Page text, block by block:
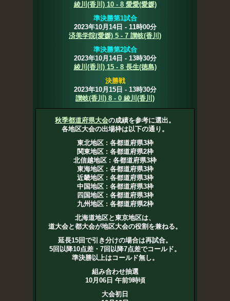
綾川(香川) 10 - 8 愛愛(愛媛)
準決勝第1試合
2023年10月14日 - 11時00分
済美学院(愛媛) 5 - 7 讃岐(香川)
準決勝第2試合
2023年10月14日 - 13時30分
綾川(香川) 15 - 8 長生(徳島)
決勝戦
2023年10月15日 - 13時30分
讃岐(香川) 8 - 0 綾川(香川)
秋季都道府県大会の成績を参考に選出。
各地区大会の出場枠は以下の通り。
東北地区 : 各都道府県3枠
関東地区 : 各都道府県2枠
北信越地区 : 各都道府県3枠
東海地区 : 各都道府県3枠
近畿地区 : 各都道府県3枠
中国地区 : 各都道府県3枠
四国地区 : 各都道府県3枠
九州地区 : 各都道府県2枠
北海道地区と東京地区は、
道大会と都大会が地区大会の役割を兼ねる。
延長15回で引き分けの場合は再試合。
5回以降10点差・7回以降7点差でコールド。
準決勝以上はコールド無し。
組み合わせ抽選
10月06日 午前9時頃
大会初日